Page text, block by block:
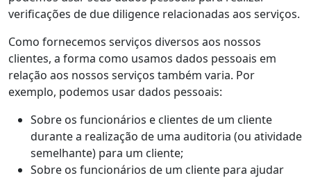
verificações de due diligence relacionadas aos serviços.
Como fornecemos serviços diversos aos nossos
clientes, a forma como usamos dados pessoais em
relação aos nossos serviços também varia. Por
exemplo, podemos usar dados pessoais:
Sobre os funcionários e clientes de um cliente
durante a realização de uma auditoria (ou atividade
semelhante) para um cliente;
Sobre os funcionários de um cliente para ajudar